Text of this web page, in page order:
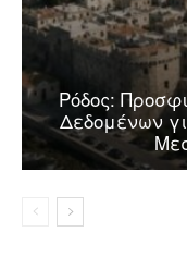
Ρόδος:
Δεδομένων